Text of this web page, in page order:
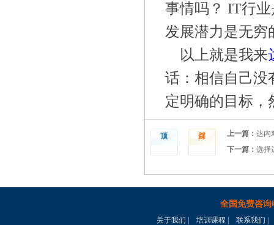
事情吗？ IT行
发展潜力是无穷
以上就是我来
话：相信自己没
定明确的目标，
顶 踩 上一篇： 达内
下一篇： 选择
全国免费咨询
关于我们 培训课程 联系我们